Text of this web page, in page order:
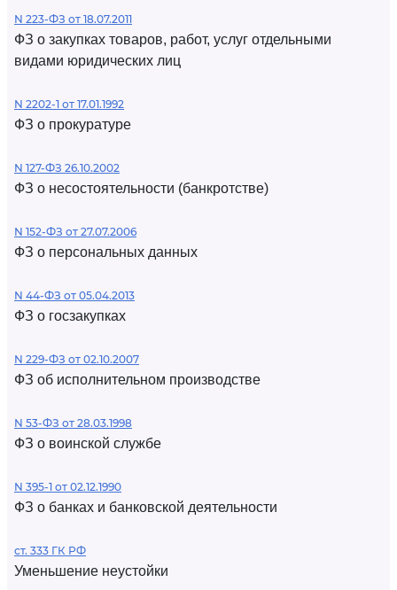
N 223-ФЗ от 18.07.2011
ФЗ о закупках товаров, работ, услуг отдельными
видами юридических лиц
N 2202-1 от 17.01.1992
ФЗ о прокуратуре
N 127-ФЗ 26.10.2002
ФЗ о несостоятельности (банкротстве)
N 152-ФЗ от 27.07.2006
ФЗ о персональных данных
N 44-ФЗ от 05.04.2013
ФЗ о госзакупках
N 229-ФЗ от 02.10.2007
ФЗ об исполнительном производстве
N 53-ФЗ от 28.03.1998
ФЗ о воинской службе
N 395-1 от 02.12.1990
ФЗ о банках и банковской деятельности
ст. 333 ГК РФ
Уменьшение неустойки